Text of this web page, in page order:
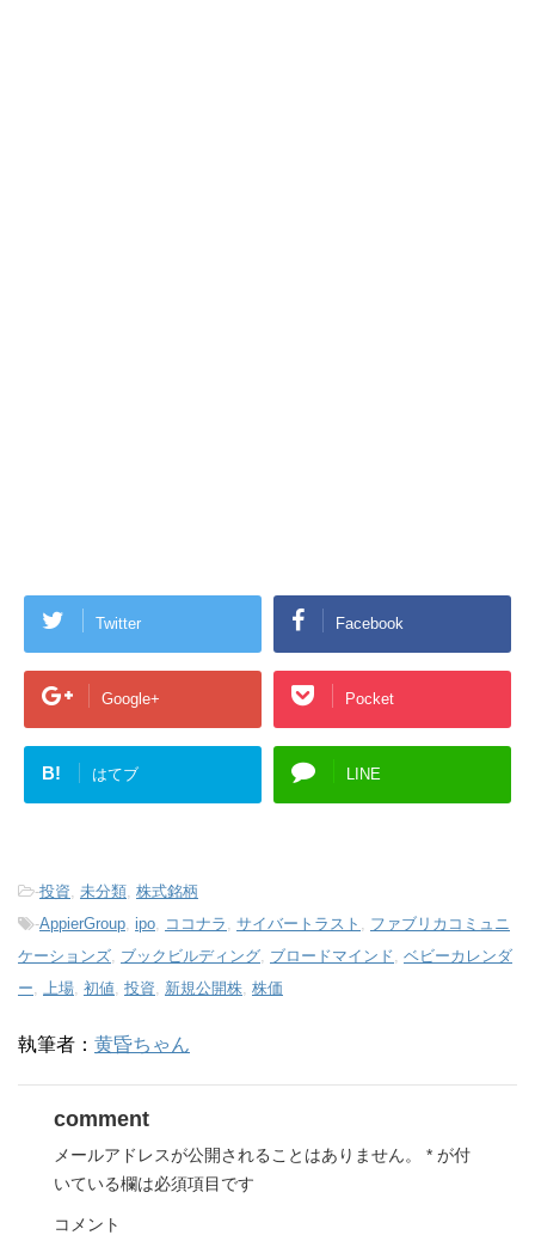
Twitter Facebook
Google+ Pocket
B! はてブ LINE
-投資 未分類 株式銘柄
-AppierGroup ipo ココナラ サイバートラスト
ファブリカコミュニ
ケーションズ ブックビルディング ブロードマインド ベビーカレンダ
ー
上場 初値 投資 新規公開株 株価
執筆者： 黄昏ちゃん
comment
メールアドレスが公開されることはありません。 * が付
いている欄は必須項目です
コメント